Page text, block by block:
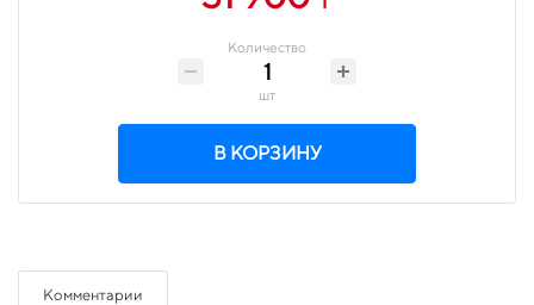
Количество
шт
В КОРЗИНУ
Комментарии